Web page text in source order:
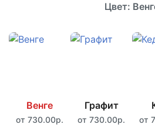
Цвет:
Венге
от 730.00р.
Графит
от 730.00р. от